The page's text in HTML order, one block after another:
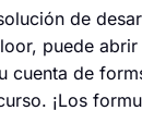
de
puede
cuenta de
¡Los